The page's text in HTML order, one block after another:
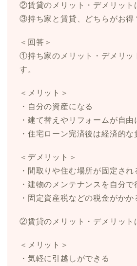
②賃貸のメリット・デメリット
③持ち家と賃貸、どちらがお得
＜回答＞
①持ち家のメリット・デメリッ
す。
＜メリット＞
・自分の資産になる
・建て替えやリフォームが自由
・住宅ローン完済後は経済的な
＜デメリット＞
・間取りや住む場所が固定され
・建物のメンテナンスを自分で
・固定資産税などの税金がかか
②賃貸のメリット・デメリット
＜メリット＞
・気軽に引越しができる